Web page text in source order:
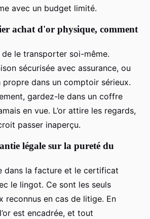
avec un budget limité.
achat d'or physique, comment
le transporter soi-même.
sécurisée avec assurance, ou
propre dans un comptoir sérieux.
gardez-le dans un coffre
en vue. L’or attire les regards,
passer inaperçu.
légale sur la pureté du
dans la facture et le certificat
le lingot. Ce sont les seuls
reconnus en cas de litige. En
est encadrée, et tout